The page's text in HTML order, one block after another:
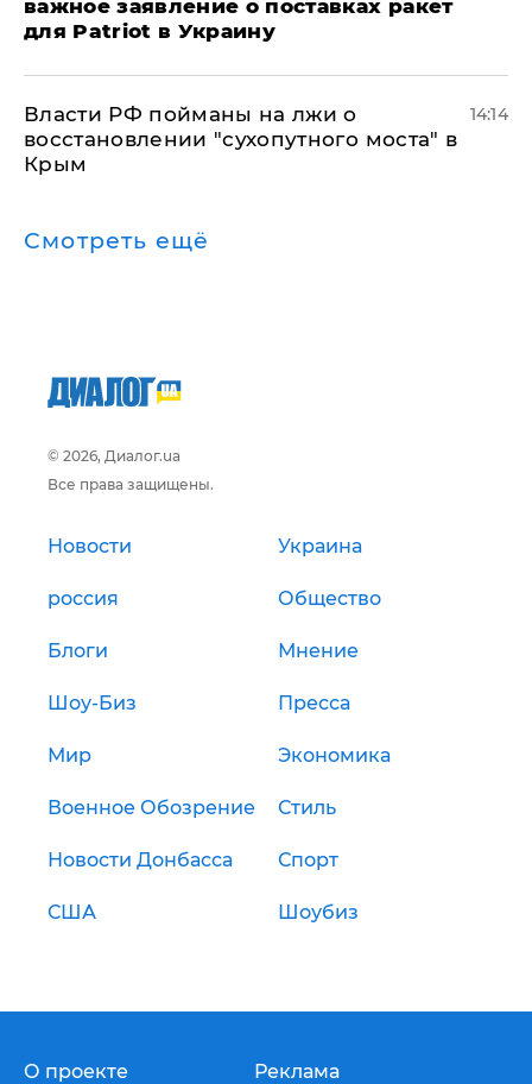
важное заявление о поставках ракет
для Patriot в Украину
Власти РФ пойманы на лжи о
восстановлении "сухопутного моста" в
Крым
14:14
Смотреть ещё
© 2026, Диалог.ua
Все права защищены.
Новости Украина
россия Общество
Блоги Мнение
Шоу-Биз Пресса
Мир Экономика
Военное Обозрение Стиль
Новости Донбасса Спорт
США Шоубиз
О проекте Реклама